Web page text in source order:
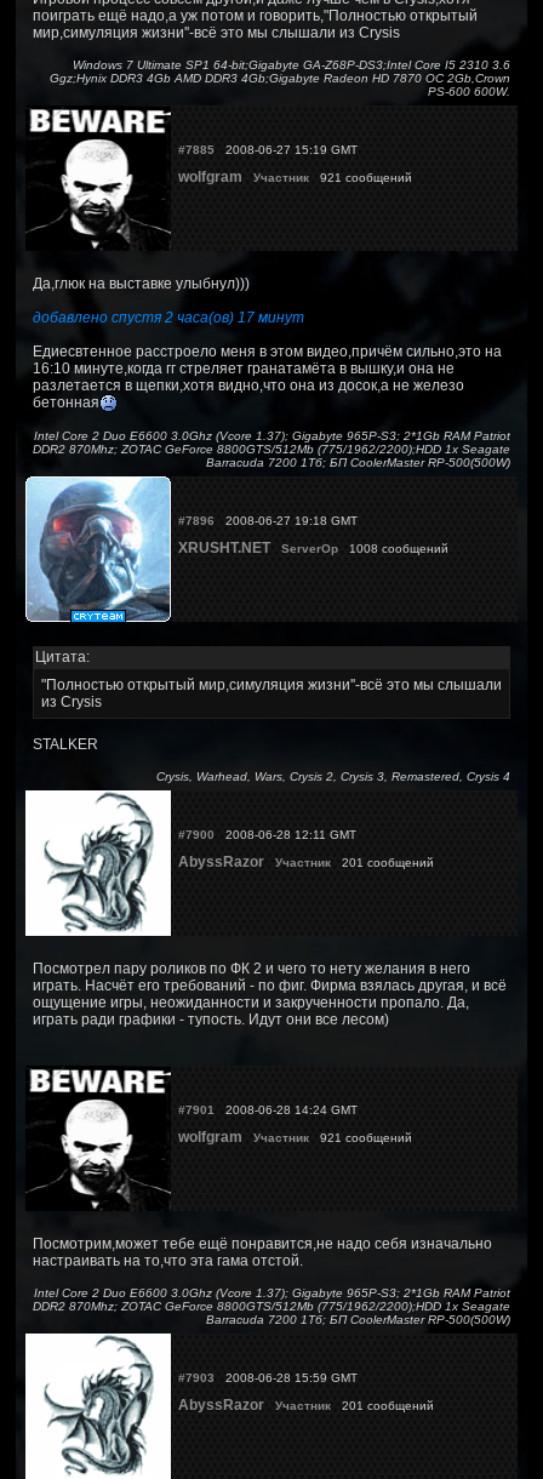
поиграть ещё надо,а уж потом и говорить,"Полностью открытый
мир,симуляция жизни''-всё это мы слышали из Crysis
Windows 7 Ultimate SP1 64-bit;Gigabyte GA-Z68P-DS3;Intel Core I5 2310 3.6
Ggz;Hynix DDR3 4Gb AMD DDR3 4Gb;Gigabyte Radeon HD 7870 OC 2Gb,Crown
PS-600 600W.
#7885 2008-06-27 15:19 GMT
wolfgram Участник 921 сообщений
Да,глюк на выставке улыбнул)))
добавлено спустя 2 часа(ов) 17 минут
Едиесвтенное расстроело меня в этом видео,причём сильно,это на
16:10 минуте,когда гг стреляет гранатамёта в вышку,и она не
разлетается в щепки,хотя видно,что она из досок,а не железо
бетонная
Intel Core 2 Duo E6600 3.0Ghz (Vcore 1.37); Gigabyte 965P-S3; 2*1Gb RAM Patriot
DDR2 870Mhz; ZOTAC GeForce 8800GTS/512Mb (775/1962/2200);HDD 1x Seagate
Barracuda 7200 1Тб; БП CoolerMaster RP-500(500W)
#7896 2008-06-27 19:18 GMT
XRUSHT.NET ServerOp 1008 сообщений
Цитата:
"Полностью открытый мир,симуляция жизни''-всё это мы слышали
из Crysis
STALKER
Crysis, Warhead, Wars, Crysis 2, Crysis 3, Remastered, Crysis 4
#7900 2008-06-28 12:11 GMT
AbyssRazor Участник 201 сообщений
Посмотрел пару роликов по ФК 2 и чего то нету желания в него
играть. Насчёт его требований - по фиг. Фирма взялась другая, и всё
ощущение игры, неожиданности и закрученности пропало. Да,
играть ради графики - тупость. Идут они все лесом)
#7901 2008-06-28 14:24 GMT
wolfgram Участник 921 сообщений
Посмотрим,может тебе ещё понравится,не надо себя изначально
настраивать на то,что эта гама отстой.
Intel Core 2 Duo E6600 3.0Ghz (Vcore 1.37); Gigabyte 965P-S3; 2*1Gb RAM Patriot
DDR2 870Mhz; ZOTAC GeForce 8800GTS/512Mb (775/1962/2200);HDD 1x Seagate
Barracuda 7200 1Тб; БП CoolerMaster RP-500(500W)
#7903 2008-06-28 15:59 GMT
AbyssRazor Участник 201 сообщений